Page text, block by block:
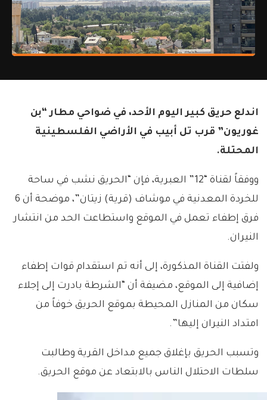
اندلع حريق كبير اليوم الأحد، في ضواحي مطار “بن
غوريون” قرب تل أبيب في الأراضي الفلسطينية
المحتلة.
ووفقاً لقناة “12” العبرية، فإن “الحريق نشب في ساحة
للخردة المعدنية في موشاف (قرية) زيتان”، موضحة أن 6
فرق إطفاء تعمل في الموقع واستطاعت الحد من انتشار
النيران.
ولفتت القناة المذكورة، إلى أنه تم استقدام قوات إطفاء
إضافية إلى الموقع، مضيفة أن “الشرطة بادرت إلى إجلاء
سكان من المنازل المحيطة بموقع الحريق خوفاً من
امتداد النيران إليها”.
وتسبب الحريق بإغلاق جميع مداخل القرية وطالبت
سلطات الاحتلال الناس بالابتعاد عن موقع الحريق.